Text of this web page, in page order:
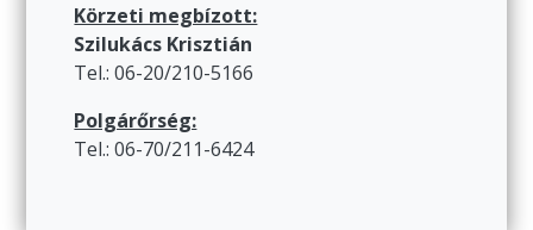
Körzeti megbízott:
Szilukács Krisztián
Tel.: 06-20/210-5166
Polgárőrség:
Tel.: 06-70/211-6424